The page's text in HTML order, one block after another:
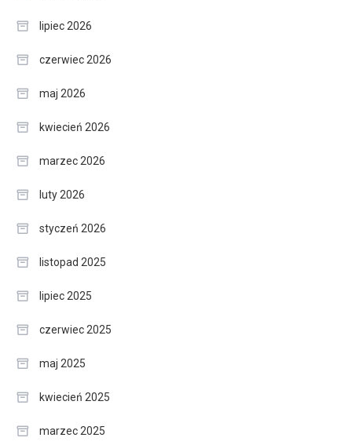
lipiec 2026
czerwiec 2026
maj 2026
kwiecień 2026
marzec 2026
luty 2026
styczeń 2026
listopad 2025
lipiec 2025
czerwiec 2025
maj 2025
kwiecień 2025
marzec 2025